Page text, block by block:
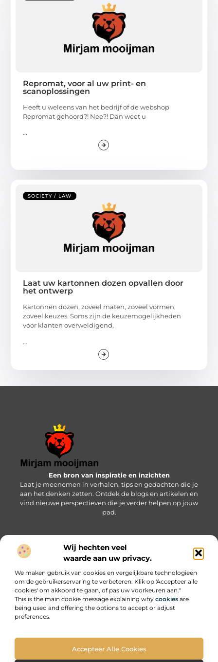
Wij hechten veel
waarde aan uw privacy.
We maken gebruik van cookies en vergelijkbare technologieën
om de gebruikerservaring te verbeteren. Klik op 'Accepteer alle
cookies' om akkoord te gaan, of pas uw voorkeuren aan."
This is the main cookie message explaining why cookies are
being used and offering the options to accept or adjust
preferences.
Accepteer Alle Cookies
Repromat, voor al uw print- en
scanoplossingen
Heeft u weleens van het bedrijf of de webshop
Repromat gehoord?! Nee?! Dan weet u
...
SOCIETY / LAW
Laat uw kartonnen dozen opvallen door
het ontwerp
Kartonnen dozen, zoveel maten, zoveel vormen,
zoveel keuzes. Soms zijn de keuzemogelijkheden
voor klanten overweldigend,
...
Een bron van inspiratie en inzichten
Laat je meenemen in verhalen, tips en gedachten die je
aan het denken zetten. Ontdek de blogs en artikelen en
vind nieuwe perspectieven die je verder helpen op jouw
pad.
Bericht categorie
Onze informatie
Website index Cookiebeleid (EU)